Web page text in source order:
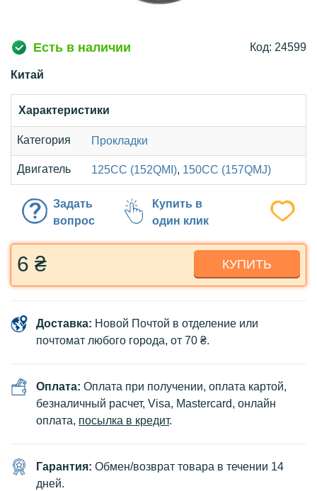
Есть в наличии Код: 24599
Китай
Характеристики
Категория Прокладки
Двигатель 125CC (152QMI), 150CC (157QMJ)
Задать
вопрос
Купить в
один клик
6 ₴ КУПИТЬ
Доставка: Новой Почтой в отделение или
почтомат любого города, от 70 ₴.
Оплата: Оплата при получении, оплата картой,
безналичный расчет, Visa, Mastercard, онлайн
оплата, посылка в кредит.
Гарантия: Обмен/возврат товара в течении 14
дней.